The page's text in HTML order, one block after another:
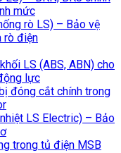
mức
rò LS) – Bảo vệ
rò điện
LS (ABS, ABN) cho
lực
đóng cắt chính trong
LS Electric) – Bảo
trong tủ điện MSB